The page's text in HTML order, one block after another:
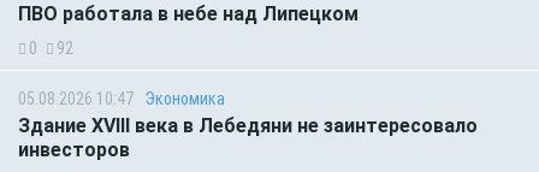
ПВО работала в небе над Липецком
0 92
05.08.2026 10:47 Экономика
Здание XVIII века в Лебедяни не заинтересовало
инвесторов